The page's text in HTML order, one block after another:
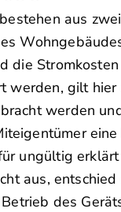
aus
die
gilt
werden
ungültig
aus,
des